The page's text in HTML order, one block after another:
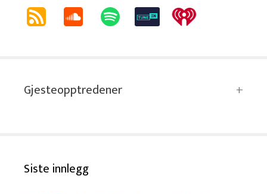
Gjesteopptredener
Siste innlegg